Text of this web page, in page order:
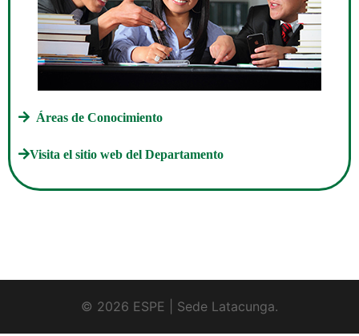
Áreas de Conocimiento
Visita el sitio web del Departamento
© 2026 ESPE | Sede Latacunga.